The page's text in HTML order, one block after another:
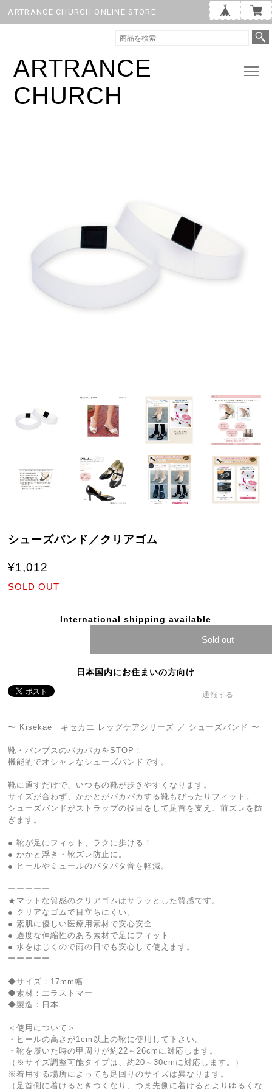
ARTRANCE CHURCH ONLINE STORE
ARTRANCE
CHURCH
シューズバンド／クリアゴム
¥1,012
SOLD OUT
International shipping available
Sold out
日本国内にお住まいの方向け
通報する
〜 Kisekae キセカエ レッグケアシリーズ ／ シューズバンド 〜
靴・パンプスのパカパカをSTOP！
機能的でオシャレなシューズバンドです。
靴に通すだけで、いつもの靴が歩きやすくなります。
サイズが合わず、かかとがパカパカする靴もぴったりフィット。
シューズバンドがストラップの役目をして足首を支え、前ズレを防
ぎます。
● 靴が足にフィット、ラクに歩ける！
● かかと浮き・靴ズレ防止に。
● ヒールやミュールのパタパタ音を軽減。
ーーーーー
★マットな質感のクリアゴムはサラッとした質感です。
● クリアなゴムで目立ちにくい。
● 素肌に優しい医療用素材で安心安全
● 適度な伸縮性のある素材で足にフィット
● 水をはじくので雨の日でも安心して使えます。
ーーーーー
◆サイズ：17mm幅
◆素材：エラストマー
◆製造：日本
＜使用について＞
・ヒールの高さが1cm以上の靴に使用して下さい。
・靴を履いた時の甲周りが約22～26cmに対応します。
（※サイズ調整可能タイプは、約20～30cmに対応します。）
※着用する場所によっても足回りのサイズは異なります。
（足首側に着けるときつくなり、つま先側に着けるとよりゆるくな